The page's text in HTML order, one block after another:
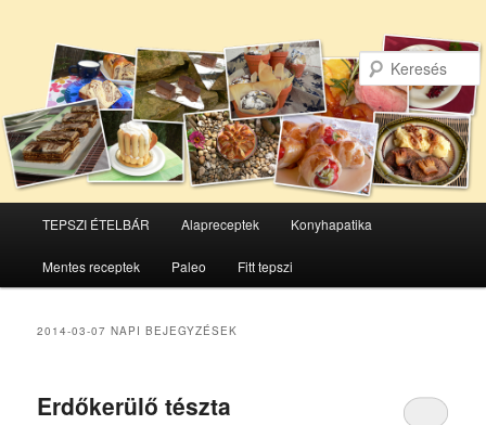
Tovább
az
Tovább
a
TEPSZI ÉTELBÁR Alapreceptek Konyhapatika
Mentes receptek Paleo Fitt tepszi
2014-03-07 NAPI BEJEGYZÉSEK
Erdőkerülő tészta